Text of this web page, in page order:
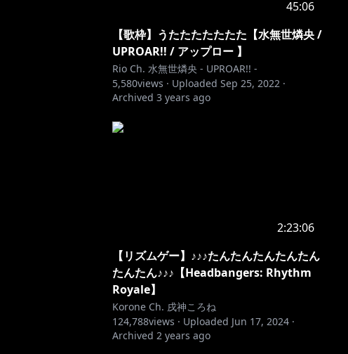
45:06
【歌枠】うたたたたたたた【水無世燐央 /
UPROAR!! / アップロー 】
Rio Ch. 水無世燐央 - UPROAR!! -
5,580views · Uploaded Sep 25, 2022 ·
Archived 3 years ago
2:23:06
【リズムゲー】♪♪♪たんたんたんたんたん
たんたん♪♪♪【Headbangers: Rhythm
Royale】
Korone Ch. 戌神ころね
124,788views · Uploaded Jun 17, 2024 ·
Archived 2 years ago